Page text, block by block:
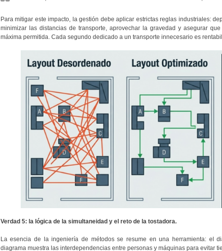
Para mitigar este impacto, la gestión debe aplicar estrictas reglas industriales:
minimizar las distancias de transporte, aprovechar la gravedad y asegurar
máxima permitida. Cada segundo dedicado a un transporte innecesario es
Verdad 5: la lógica de la simultaneidad y el reto de la tostadora.
La esencia de la ingeniería de métodos se resume en una herramienta: el
diagrama muestra las interdependencias entre personas y máquinas para evitar